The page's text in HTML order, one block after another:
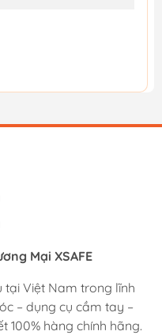
Mại XSAFE
Việt Nam trong lĩnh
– dụng cụ cầm tay –
100% hàng chính hãng.